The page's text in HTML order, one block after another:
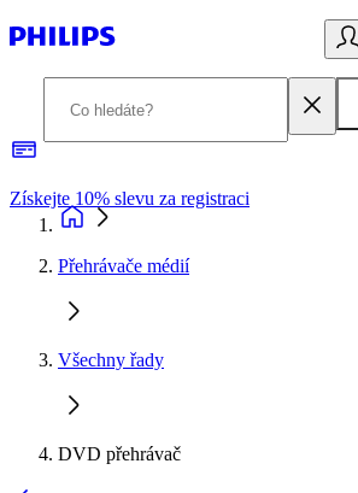
Získejte 10% slevu za registraci
Přehrávače médií
Všechny řady
DVD přehrávač